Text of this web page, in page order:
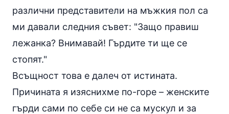
различни представители на мъжкия пол са
ми давали следния съвет: "Защо правиш
лежанка? Внимавай! Гърдите ти ще се
стопят."
Всъщност това е далеч от истината.
Причината я изяснихме по-горе – женските
гърди сами по себе си не са мускул и за